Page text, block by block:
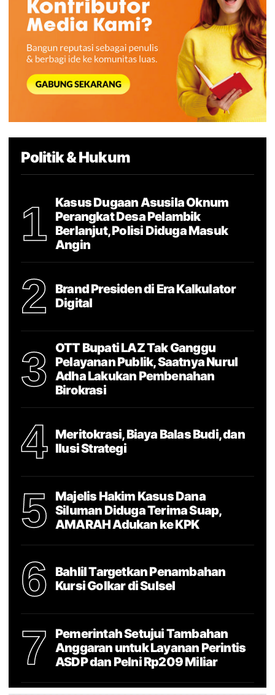
Politik & Hukum
1
Kasus Dugaan Asusila Oknum
Perangkat Desa Pelambik
Berlanjut, Polisi Diduga Masuk
Angin
2
Brand Presiden di Era Kalkulator
Digital
3
OTT Bupati LAZ Tak Ganggu
Pelayanan Publik, Saatnya Nurul
Adha Lakukan Pembenahan
Birokrasi
4
Meritokrasi, Biaya Balas Budi, dan
Ilusi Strategi
5
Majelis Hakim Kasus Dana
Siluman Diduga Terima Suap,
AMARAH Adukan ke KPK
6
Bahlil Targetkan Penambahan
Kursi Golkar di Sulsel
7
Pemerintah Setujui Tambahan
Anggaran untuk Layanan Perintis
ASDP dan Pelni Rp209 Miliar